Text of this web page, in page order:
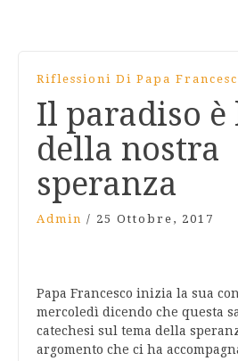
Riflessioni Di Papa
Il paradiso è
della nostra
speranza
Admin / 25 Ottobre, 2017
Papa Francesco inizia la sua
mercoledì dicendo che questa
catechesi sul tema della
argomento che ci ha